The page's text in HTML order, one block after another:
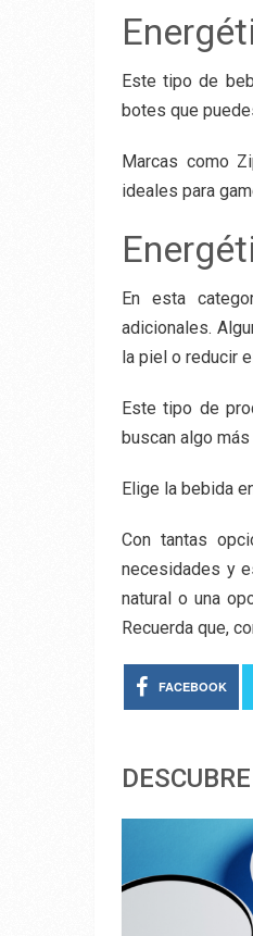
Este tipo de
botes que
Marcas como
ideales para
En esta
adicionales.
la piel o reducir
Este tipo de
buscan algo
Elige la bebida
Con tantas
necesidades y
natural o una
Recuerda que,
FACEBOOK